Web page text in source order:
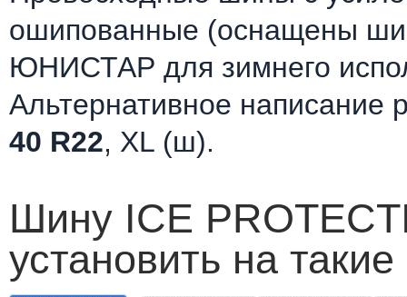
ошипованные (оснащены
ЮНИСТАР для зимнего
Альтернативное написание
40 R22, XL (ш).
Шину ICE
установить на